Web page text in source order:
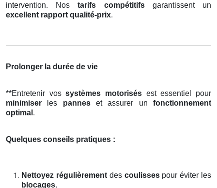
intervention. Nostarifs compétitifsgarantissent un
excellent rapport qualité-prix.
Prolonger la durée de vie
**Entretenir vossystèmes motorisés est essentiel pour
minimiser les panneset assurer unfonctionnement
optimal .
Quelques conseils pratiques :
Nettoyez régulièrementdes coulissespour éviter les
blocages.